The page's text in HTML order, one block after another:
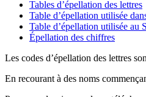
Tables d’épellation des lettres
Table d’épellation utilisée
Table d’épellation utilisée au
Épellation des chiffres
Les codes d’épellation des lettres
En recourant à des noms